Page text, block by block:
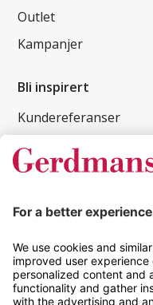
Outlet
Kampanjer
Bli inspirert
Kundereferanser
Magasin
Tips og guider
Kontakt
info@gerdmans.no
67 80 56 20